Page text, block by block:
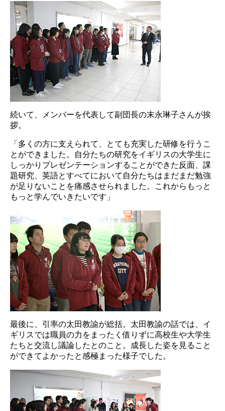
続いて、メンバーを代表して副団長の末永琳子さんが挨
拶。
「多くの方に支えられて、とても充実した研修を行うこ
とができました。自分たちの研究をイギリスの大学生に
しっかりプレゼンテーションすることができた反面、課
題研究、英語とすべてにおいて自分たちはまだまだ勉強
が足りないことを痛感させられました。これからもっと
もっと学んでいきたいです」
最後に、引率の太田教諭が総括。太田教諭の話では、イ
ギリスでは職員の力をまったく借りずに高校生や大学生
たちと交流し議論したとのこと。成長した姿を見ること
ができてよかったと感極まった様子でした。